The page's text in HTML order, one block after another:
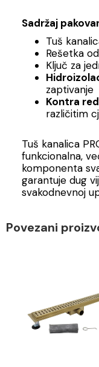
Sadržaj
Tuš
Rešetka
Ključ za
zaptivanje
Kontra
različitim
Tuš kanalica
funkcionalna,
komponenta
garantuje dug
svakodnevnoj
Povezani